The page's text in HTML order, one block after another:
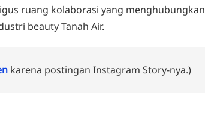
ruang kolaborasi yang menghubungkan
beauty Tanah Air.
karena postingan Instagram Story-nya.)